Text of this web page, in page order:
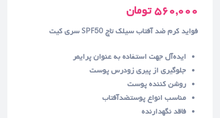
۵۶۰,۰۰۰تومان
فواید کرم ضد آفتاب سیلک تاچ SPF50 سری کیت
ایده‌آل جهت استفاده به عنوان پرایمر
جلوگیری از پیری زودرس پوست
روشن کننده پوست
مناسب انواع پوستضدآفتاب
فاقد نگهدارنده